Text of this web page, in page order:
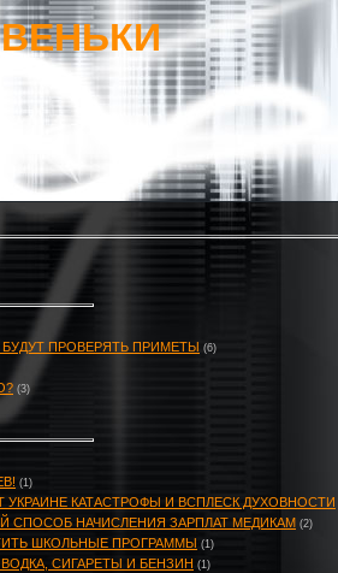
БУДУТ ПРОВЕРЯТЬ ПРИМЕТЫ (6)
(3)
(1)
КАТАСТРОФЫ И ВСПЛЕСК ДУХОВНОСТИ
СПОСОБ НАЧИСЛЕНИЯ ЗАРПЛАТ МЕДИКАМ (2)
ШКОЛЬНЫЕ ПРОГРАММЫ (1)
СИГАРЕТЫ И БЕНЗИН (1)